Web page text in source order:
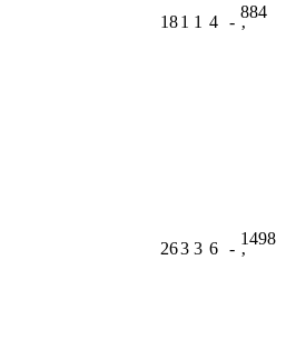
181 1 4 -
884
ʼ
263 3 6 -
1498
ʼ